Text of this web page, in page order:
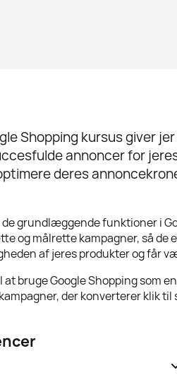
Shopping kursus giver
annoncer for
deres
grundlæggende funktioner i
og målrette kampagner, så de
af jeres produkter og får
bruge Google Shopping som
der konverterer klik